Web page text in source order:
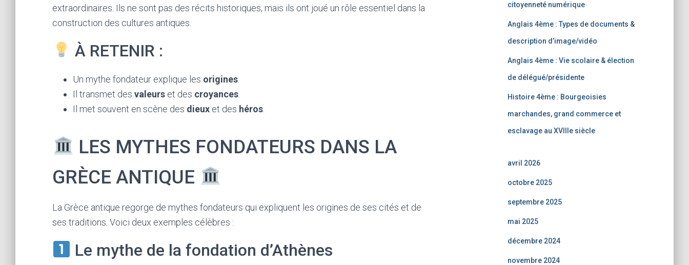
extraordinaires. Ils ne sont pas des récits historiques, mais ils ont joué un rôle essentiel dans la
construction des cultures antiques.
À RETENIR :
Un mythe fondateur explique les origines
Il transmet des valeurs et des croyances
Il met souvent en scène des dieux et des héros
LES MYTHES FONDATEURS DANS LA
GRÈCE ANTIQUE
La Grèce antique regorge de mythes fondateurs qui expliquent les origines de ses cités et de
ses traditions. Voici deux exemples célèbres :
Le mythe de la fondation d’Athènes
citoyenneté numérique
Anglais 4ème : Types de documents &
description d’image/vidéo
Anglais 4ème : Vie scolaire & élection
de délégué/présidente
Histoire 4ème : Bourgeoisies
marchandes, grand commerce et
esclavage au XVIIIe siècle
avril 2026
octobre 2025
septembre 2025
mai 2025
décembre 2024
novembre 2024